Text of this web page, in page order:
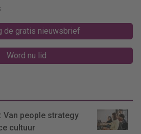
de gratis nieuwsbrief
Word nu lid
Van people strategy
cultuur